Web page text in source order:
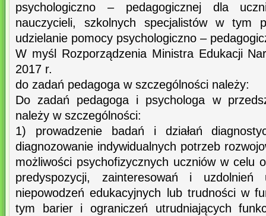
psychologiczno – pedagogicznej dla
nauczycieli, szkolnych specjalistów w tym
udzielanie pomocy psychologiczno –
W myśl Rozporządzenia Ministra Edukacji
2017 r.
do zadań pedagoga w szczególności należy:
Do zadań pedagoga i psychologa w
należy w szczególności:
1) prowadzenie badań i działań
diagnozowanie indywidualnych potrzeb
możliwości psychofizycznych uczniów w celu
predyspozycji, zainteresowań i
niepowodzeń edukacyjnych lub trudności w
tym barier i ograniczeń utrudniających